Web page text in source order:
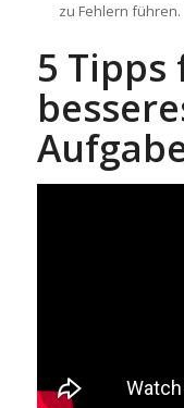
zu Fehlern führen.
5 Tipps